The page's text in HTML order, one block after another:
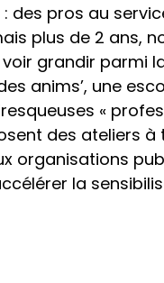
: des pros au
plus de 2 ans,
grandir parmi
anims’, une
«
des ateliers à
organisations
la